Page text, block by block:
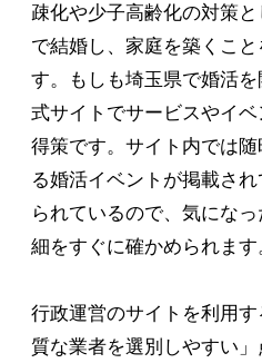
疎化や少子高齢化の対策
で結婚し、家庭を築くこ
す。もしも埼玉県で婚活
式サイトでサービスやイ
得策です。サイト内では
る婚活イベントが掲載さ
られているので、気にな
細をすぐに確かめられます
行政運営のサイトを利用
質な業者を選別しやすい